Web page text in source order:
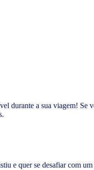
durante a sua viagem! Se
e quer se desafiar com